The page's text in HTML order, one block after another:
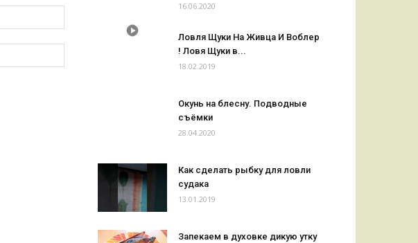
16.06.2020
Ловля Щуки На Живца И Воблер
! Ловя Щуки в...
18.02.2019
Окунь на блесну. Подводные
съёмки
28.04.2020
Как сделать рыбку для ловли
судака
13.01.2019
Запекаем в духовке дикую утку